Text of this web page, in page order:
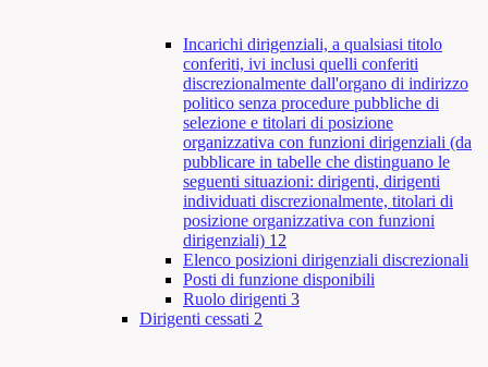
Incarichi dirigenziali, a qualsiasi titolo
conferiti, ivi inclusi quelli conferiti
discrezionalmente dall'organo di indirizzo
politico senza procedure pubbliche di
selezione e titolari di posizione
organizzativa con funzioni dirigenziali (da
pubblicare in tabelle che distinguano le
seguenti situazioni: dirigenti, dirigenti
individuati discrezionalmente, titolari di
posizione organizzativa con funzioni
dirigenziali) 12
Elenco posizioni dirigenziali discrezionali
Posti di funzione disponibili
Ruolo dirigenti 3
Dirigenti cessati 2